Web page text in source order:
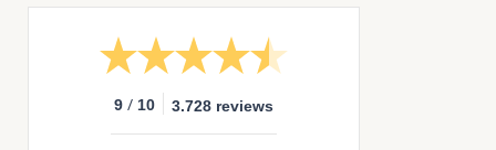
9 / 10 3.728 reviews